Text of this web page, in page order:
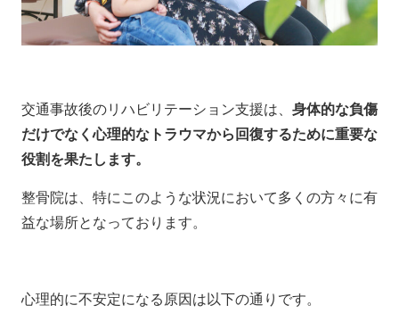
交通事故後のリハビリテーション支援は、 身体的な負傷
だけでなく心理的なトラウマから回復するために重要な
役割を果たします。
整骨院は、特にこのような状況において多くの方々に有
益な場所となっております。
心理的に不安定になる原因は以下の通りです。